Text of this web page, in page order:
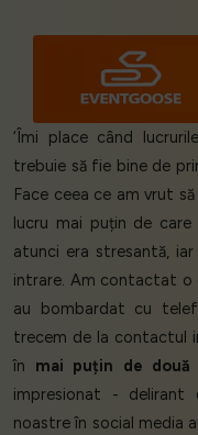
‘Îmi place când lucrurile
trebuie să fie bine de
Face ceea ce am vrut
lucru mai puțin de
atunci era stresantă,
intrare. Am contactat o
au bombardat cu
trecem de la contactul
în mai puțin de
impresionat - delirant
noastre în social media